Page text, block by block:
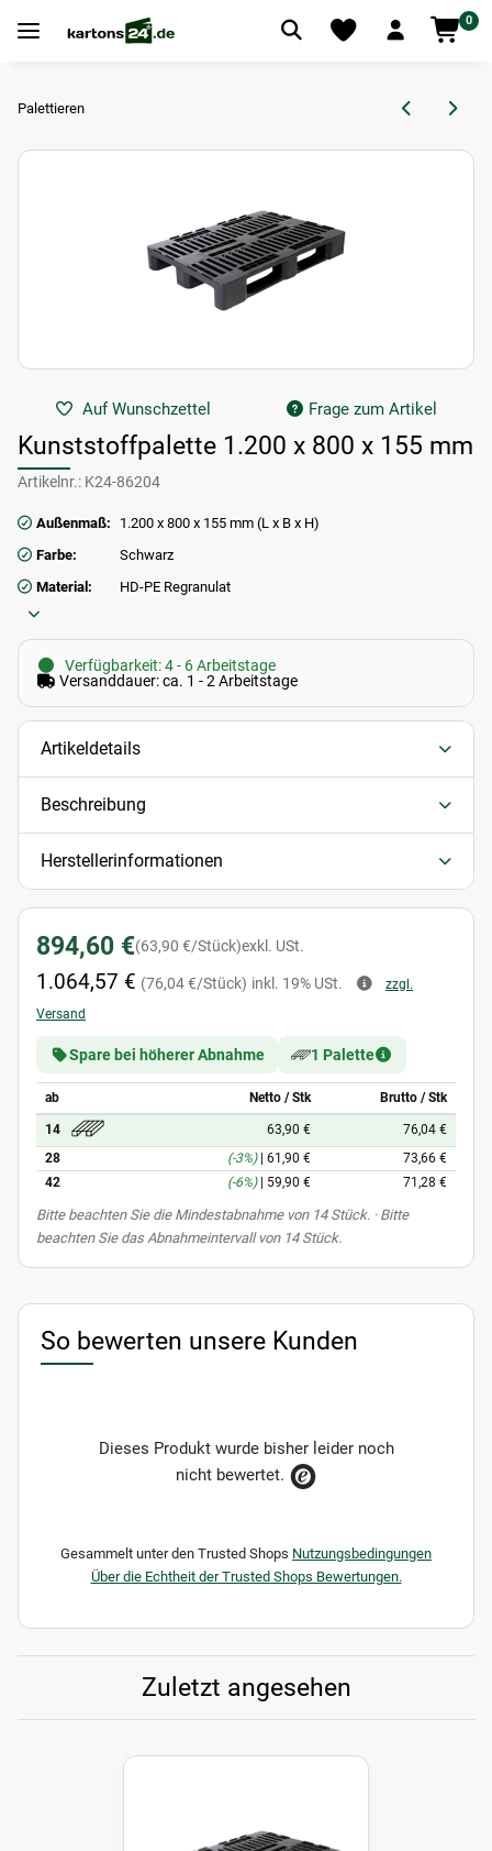
0
Palettieren
Auf Wunschzettel Frage zum Artikel
Kunststoffpalette 1.200 x 800 x 155 mm
Artikelnr.: K24-86204
Außenmaß:
1.200 x 800 x 155 mm (L x B x H)
Farbe:
Schwarz
Material:
HD-PE Regranulat
Verfügbarkeit: 4 - 6 Arbeitstage
Versanddauer: ca. 1 - 2 Arbeitstage
Artikeldetails
Beschreibung
Herstellerinformationen
894,60 €(63,90 €/Stück)exkl. USt.
1.064,57 € (76,04 €/Stück) inkl. 19% USt.
zzgl.
Versand
Spare bei höherer Abnahme 1 Palette
ab Netto / Stk Brutto / Stk
14 63,90 €
76,04 €
28
(-3%) 61,90 €
73,66 €
42
(-6%) 59,90 € 71,28 €
xBitte beachten Sie die Mindestabnahme von 14 Stück. · Bitte
beachten Sie das Abnahmeintervall von 14 Stück.
So bewerten unsere Kunden
Dieses Produkt wurde bisher leider noch
nicht bewertet.
Gesammelt unter den Trusted Shops Nutzungsbedingungen
Über die Echtheit der Trusted Shops Bewertungen.
Zuletzt angesehen